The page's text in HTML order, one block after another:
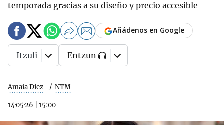
temporada gracias a su diseño y precio accesible
Amaia Díez NTM
14·05·26 15:00
Añádenos en Google
Itzuli Entzun